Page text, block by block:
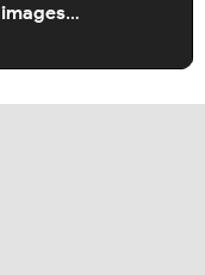
images…